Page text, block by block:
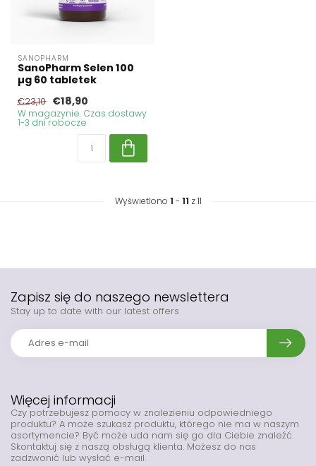
SANOPHARM
SanoPharm Selen 100
µg 60 tabletek
€23,10 €18,90
W magazynie. Czas dostawy
1-3 dni robocze
Wyświetlono 1 - 11 z 11
Więcej informacji
Czy potrzebujesz pomocy w znalezieniu odpowiedniego
produktu? A może szukasz produktu, którego nie ma w naszym
asortymencie? Być może uda nam się go dla Ciebie znaleźć.
Skontaktuj się z naszą obsługą klienta. Możesz do nas
zadzwonić lub wysłać e-mail.
Zapisz się do naszego newslettera
Stay up to date with our latest offers